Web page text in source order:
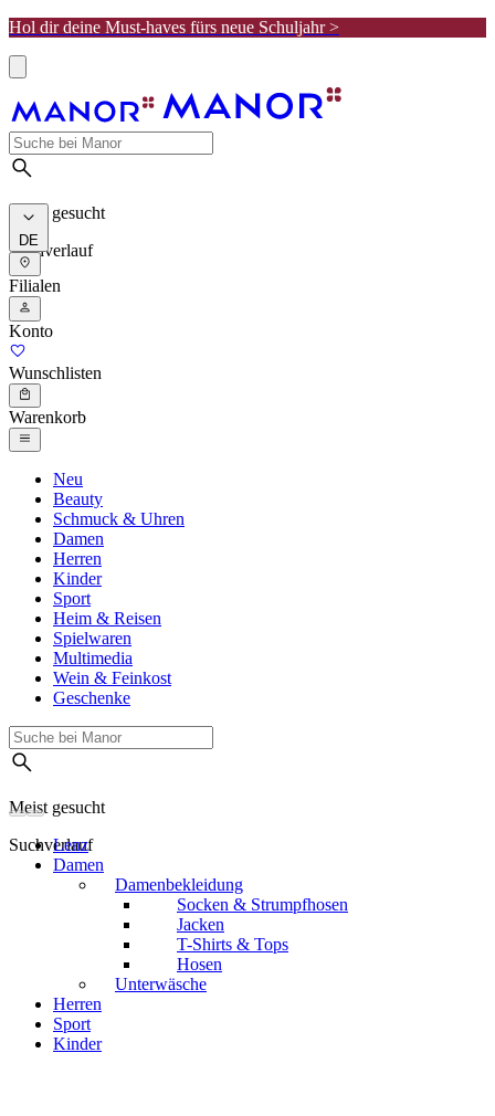
Hol dir deine Must-haves fürs neue Schuljahr >
Meist gesucht
Suchverlauf
DE
Filialen
Konto
Wunschlisten
Warenkorb
Neu
Beauty
Schmuck & Uhren
Damen
Herren
Kinder
Sport
Heim & Reisen
Spielwaren
Multimedia
Wein & Feinkost
Geschenke
Meist gesucht
Suchverlauf
Lenz
Damen
Damenbekleidung
Socken & Strumpfhosen
Jacken
T-Shirts & Tops
Hosen
Unterwäsche
Herren
Sport
Kinder